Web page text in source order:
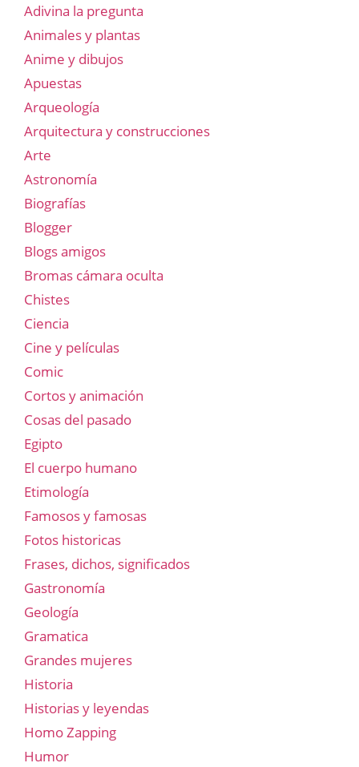
Adivina la pregunta
Animales y plantas
Anime y dibujos
Apuestas
Arqueología
Arquitectura y construcciones
Arte
Astronomía
Biografías
Blogger
Blogs amigos
Bromas cámara oculta
Chistes
Ciencia
Cine y películas
Comic
Cortos y animación
Cosas del pasado
Egipto
El cuerpo humano
Etimología
Famosos y famosas
Fotos historicas
Frases, dichos, significados
Gastronomía
Geología
Gramatica
Grandes mujeres
Historia
Historias y leyendas
Homo Zapping
Humor